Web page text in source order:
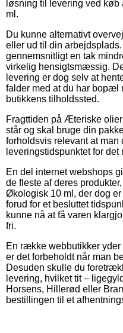
løsning til levering ved
ml.
Du kunne alternativt
eller ud til din
gennemsnitligt en tak
virkelig hensigtsmæssig.
levering er dog selv at
falder med at du har bopæl
butikkens tilholdssted.
Fragttiden på Æteriske
står og skal bruge din
forholdsvis relevant at man
leveringstidspunktet for det
En del internet webshops
de fleste af deres
Økologisk 10 ml, der dog
forud for et besluttet
kunne nå at få varen
fri.
En række webbutikker
er det forbeholdt når man
Desuden skulle du
levering, hvilket tit –
Horsens, Hillerød eller
bestillingen til et